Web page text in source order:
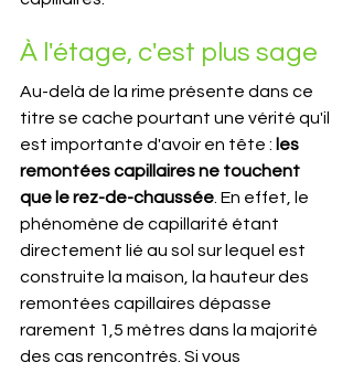
À l'étage, c'est plus sage
Au-delà de la rime présente dans ce
titre se cache pourtant une vérité qu'il
est importante d'avoir en tête : les
remontées capillaires ne touchent
que le rez-de-chaussée. En effet, le
phénomène de capillarité étant
directement lié au sol sur lequel est
construite la maison, la hauteur des
remontées capillaires dépasse
rarement 1,5 mètres dans la majorité
des cas rencontrés. Si vous